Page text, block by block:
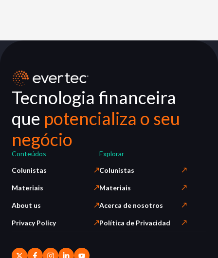
Tecnologia financeira
que potencializa o seu
negócio
Conteúdos
Colunistas
Materiais
About us
Privacy Policy
Explorar
Colunistas
Materiais
Acerca de nosotros
Política de Privacidad